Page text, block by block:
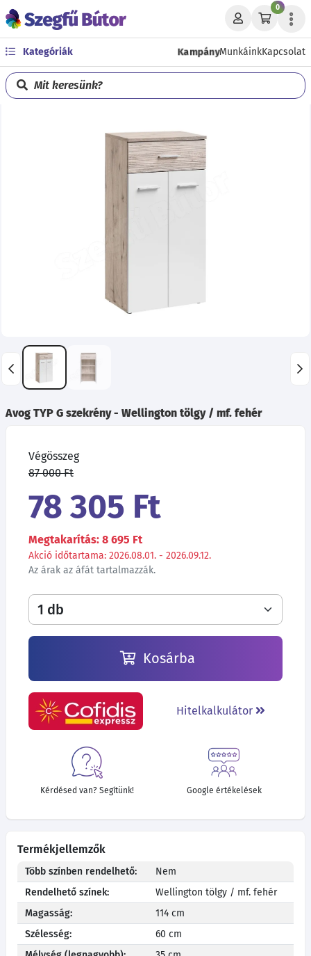
0
Kategóriák KampányMunkáinkKapcsolat
Mit keresünk?
Avog TYP G szekrény - Wellington tölgy / mf. fehér
Végösszeg
87 000 Ft
78 305 Ft
Megtakarítás: 8 695 Ft
Akció időtartama: 2026.08.01. - 2026.09.12.
Az árak az áfát tartalmazzák.
Kosárba
Hitelkalkulátor
Kérdésed van? Segítünk! Google értékelések
Termékjellemzők
Több színben rendelhető:
Nem
Rendelhető színek:
Wellington tölgy / mf. fehér
Magasság:
114 cm
Szélesség:
60 cm